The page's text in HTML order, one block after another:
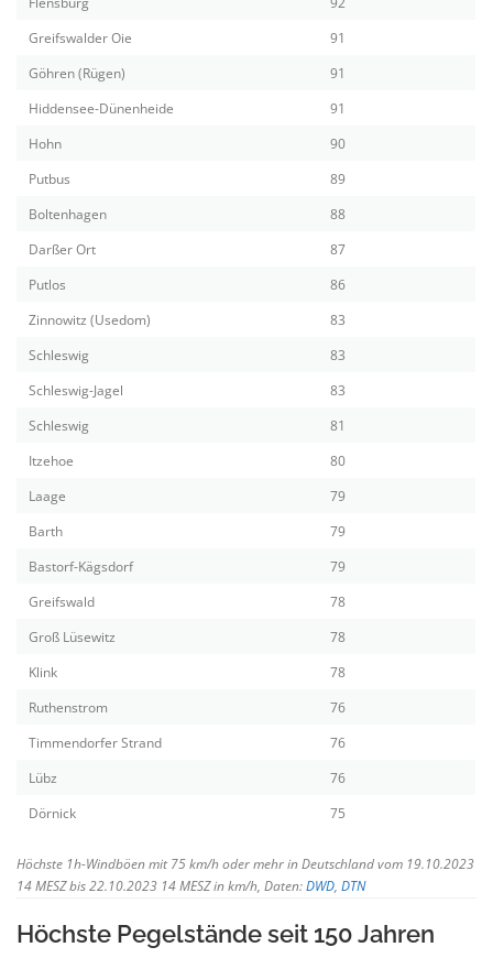
Greifswalder Oie
91
Göhren (Rügen)
91
Hiddensee-Dünenheide
91
Hohn
90
Putbus
89
Boltenhagen
88
Darßer Ort
87
Putlos
86
Zinnowitz (Usedom)
83
Schleswig
83
Schleswig-Jagel
83
Schleswig
81
Itzehoe
80
Laage
79
Barth
79
Bastorf-Kägsdorf
79
Greifswald
78
Groß Lüsewitz
78
Klink
78
Ruthenstrom
76
Timmendorfer Strand
76
Lübz
76
Dörnick
75
Höchste 1h-Windböen mit 75 km/h oder mehr in Deutschland vom 19.10.2023
14 MESZ bis 22.10.2023 14 MESZ in km/h, Daten:DWD, DTN
Höchste Pegelstände seit 150 Jahren